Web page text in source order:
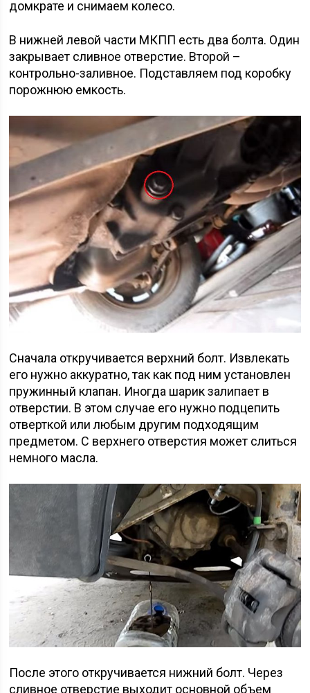
домкрате и снимаем колесо.
В нижней левой части МКПП есть два болта. Один
закрывает сливное отверстие. Второй –
контрольно-заливное. Подставляем под коробку
порожнюю емкость.
Сначала откручивается верхний болт. Извлекать
его нужно аккуратно, так как под ним установлен
пружинный клапан. Иногда шарик залипает в
отверстии. В этом случае его нужно подцепить
отверткой или любым другим подходящим
предметом. С верхнего отверстия может слиться
немного масла.
После этого откручивается нижний болт. Через
сливное отверстие выходит основной объем